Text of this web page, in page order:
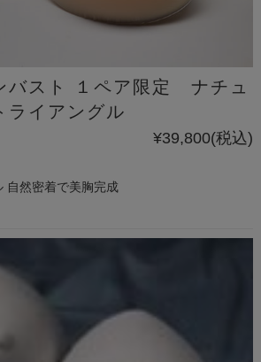
バスト １ペア限定 ナチュ
ライアングル
¥39,800(税込)
自然密着で美胸完成